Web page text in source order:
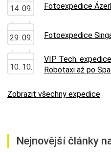
14. 09. Fotoexpedice
29. 09. Fotoexpedice
10. 10.
VIP Tech.
Robotaxi až po
Zobrazit všechny expedice
Nejnovější články